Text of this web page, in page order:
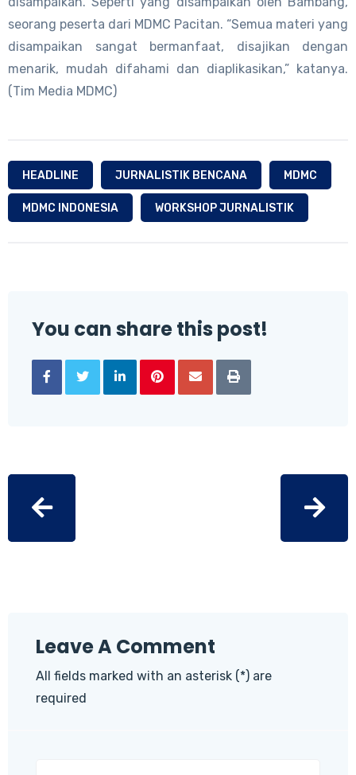
seorang peserta dari MDMC Pacitan. “Semua materi yang
disampaikan sangat bermanfaat, disajikan dengan
menarik, mudah difahami dan diaplikasikan,” katanya.
(Tim Media MDMC)
HEADLINE JURNALISTIK BENCANA MDMC
MDMC INDONESIA WORKSHOP JURNALISTIK
You can share this post!
Leave A Comment
All fields marked with an asterisk (*) are
required